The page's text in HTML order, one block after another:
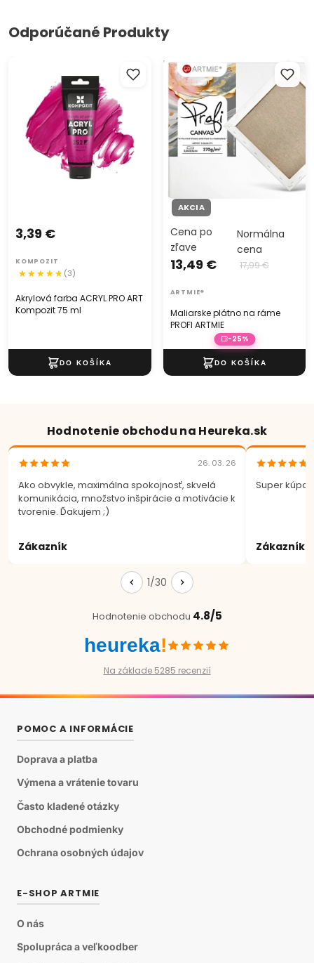
Odporúčané Produkty
ART Kompozit 75 ml
Akrylová farba ACRYL PRO ART
Kompozit 75 ml
3,39 €
KOMPOZIT
(3)
Maliarske plátno na ráme
PROFI ARTMIE
AKCIA
Maliarske plátno na ráme
PROFI ARTMIE
Cena po
zľave
13,49 €
Normálna
cena
17,99 €
ARTMIE®
-25%
Hodnotenie obchodu na Heureka.sk
26. 03. 26
Ako obvykle, maximálna spokojnosť, skvelá
komunikácia, množstvo inšpirácie a motivácie k
tvorenie. Ďakujem ;)
Zákazník
Super
Zákazník
1/30
Hodnotenie obchodu 4.8/5
heureka!
Na základe 5285 recenzií
POMOC A INFORMÁCIE
Doprava a platba
Výmena a vrátenie tovaru
Často kladené otázky
Obchodné podmienky
Ochrana osobných údajov
E-SHOP ARTMIE
O nás
Spolupráca a veľkoodber